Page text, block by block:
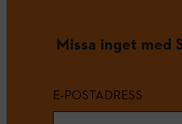
Missa inget med
E-POSTADRESS